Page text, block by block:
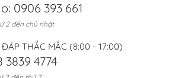
0906 393 661
2 đến chủ nhật
ĐÁP THẮC MẮC (8:00 - 17:00)
3839 4774